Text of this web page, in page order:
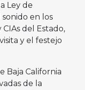
Ley de
sonido en los
del Estado,
y el festejo
Baja California
de la